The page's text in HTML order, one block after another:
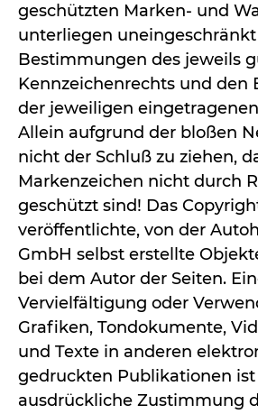
geschützten Marken- und
unterliegen
Bestimmungen des jeweils
Kennzeichenrechts und den
der jeweiligen
Allein aufgrund der bloßen
nicht der Schluß zu ziehen,
Markenzeichen nicht durch
geschützt sind! Das
veröffentlichte, von der
GmbH selbst erstellte
bei dem Autor der Seiten.
Vervielfältigung oder
Grafiken, Tondokumente,
und Texte in anderen
gedruckten Publikationen
ausdrückliche Zustimmung